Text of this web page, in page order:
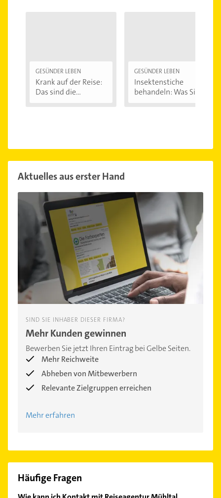
GESÜNDER LEBEN
Krank auf der Reise:
Das sind die...
GESÜNDER LEBEN
Insektenstiche
behandeln: Was Sie...
Aktuelles aus erster Hand
SIND SIE INHABER DIESER FIRMA?
Mehr Kunden gewinnen
Bewerben Sie jetzt Ihren Eintrag bei Gelbe Seiten.
Mehr Reichweite
Abheben von Mitbewerbern
Relevante Zielgruppen erreichen
Mehr erfahren
Häufige Fragen